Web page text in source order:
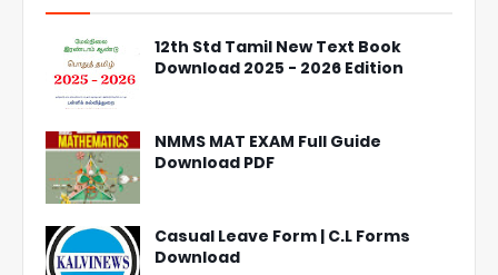
12th Std Tamil New Text Book
Download 2025 - 2026 Edition
NMMS MAT EXAM Full Guide
Download PDF
Casual Leave Form | C.L Forms
Download